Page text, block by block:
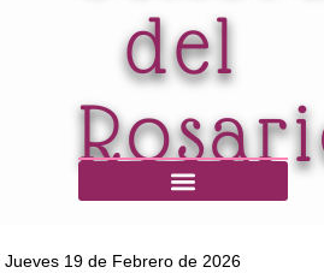
del
Jueves 19 de Febrero de 2026